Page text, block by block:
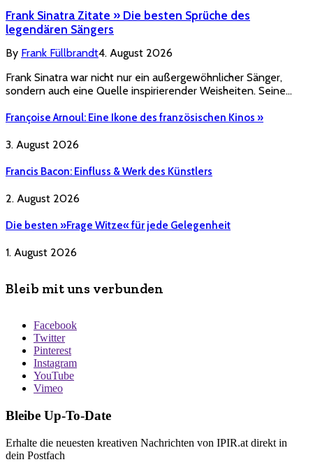
Frank Sinatra Zitate » Die besten Sprüche des
legendären Sängers
By Frank Füllbrandt4. August 2026
Frank Sinatra war nicht nur ein außergewöhnlicher Sänger,
sondern auch eine Quelle inspirierender Weisheiten. Seine…
Françoise Arnoul: Eine Ikone des französischen Kinos »
3. August 2026
Francis Bacon: Einfluss & Werk des Künstlers
2. August 2026
Die besten »Frage Witze« für jede Gelegenheit
1. August 2026
Bleib mit uns verbunden
Facebook
Twitter
Pinterest
Instagram
YouTube
Vimeo
Bleibe Up-To-Date
Erhalte die neuesten kreativen Nachrichten von IPIR.at direkt in
dein Postfach